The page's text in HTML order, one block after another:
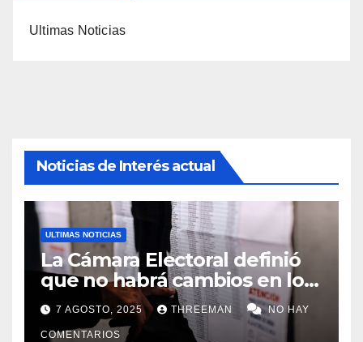
Ultimas Noticias
Noticias de Interés actual
ULTIMAS NOTICIAS
La Cámara Electoral definió
que no habrá cambios en los
lugares de votación en La
Matanza
7 AGOSTO, 2025 THREEMAN NO HAY
COMENTARIOS